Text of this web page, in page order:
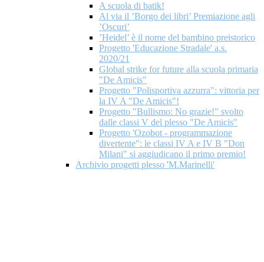
A scuola di batik!
Al via il ’Borgo dei libri’ Premiazione agli
’Oscuri’
’Heidel’ è il nome del bambino preistorico
Progetto 'Educazione Stradale' a.s.
2020/21
Global strike for future alla scuola primaria
"De Amicis"
Progetto "Polisportiva azzurra": vittoria per
la IV A "De Amicis"!
Progetto "Bullismo: No grazie!" svolto
dalle classi V del plesso "De Amicis"
Progetto 'Ozobot - programmazione
divertente": le classi IV A e IV B "Don
Milani" si aggiudicano il primo premio!
Archivio progetti plesso 'M.Marinelli'